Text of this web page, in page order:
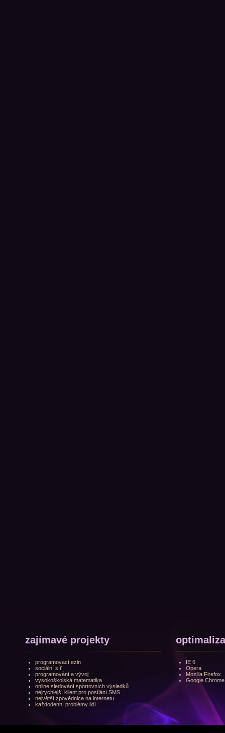
zajímavé projekty
programovací ezin
sociální síť
programování a vývoj
vysokoškolská matematika
online sledování sportovních výsledků
nejrychlejší klient pro posílání SMS
největší zpovědnice na internetu
každodenní problémy lidí
IE 6
Opera
Mozilla Firefox
Google Chrome